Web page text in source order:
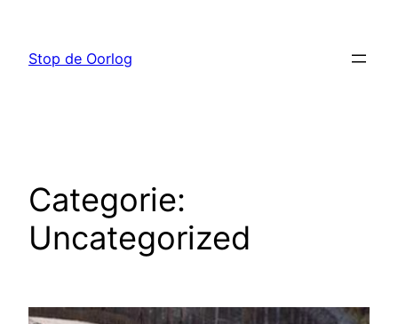
Stop de Oorlog
Categorie:
Uncategorized